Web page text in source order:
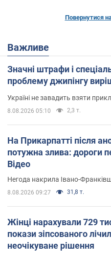
Повернутися
Важливе
Значні штрафи і
проблему джипінгу
Україні не завадить взяти
8.08.2026 05:10 2,3 т.
На Прикарпатті після
потужна злива: дороги
Відео
Негода накрила Івано-
8.08.2026 09:27 31,8 т.
Жінці нарахували 729
покази зіпсованого
неочікуване рішення